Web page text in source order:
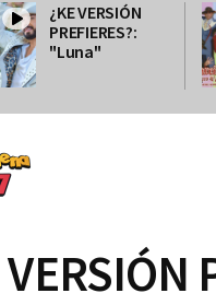
¿KE VERSIÓN
PREFIERES?:
"Luna"